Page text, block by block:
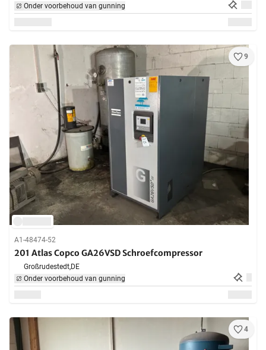
Onder voorbehoud van gunning
9
A1-48474-52
201 Atlas Copco GA26VSD Schroefcompressor
Großrudestedt,DE
Onder voorbehoud van gunning
4